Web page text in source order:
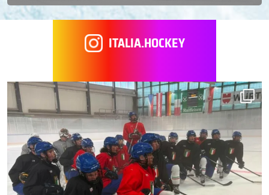
ITALIA.HOCKEY